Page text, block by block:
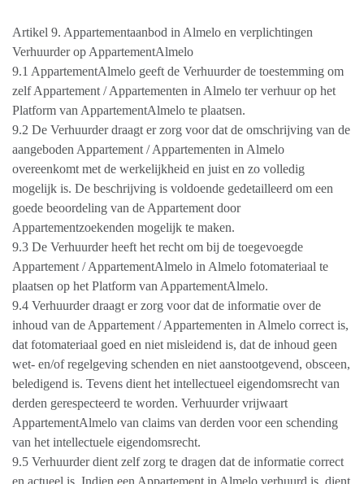
Artikel 9. Appartementaanbod in Almelo en verplichtingen
Verhuurder op AppartementAlmelo
9.1 AppartementAlmelo geeft de Verhuurder de toestemming om
zelf Appartement / Appartementen in Almelo ter verhuur op het
Platform van AppartementAlmelo te plaatsen.
9.2 De Verhuurder draagt er zorg voor dat de omschrijving van de
aangeboden Appartement / Appartementen in Almelo
overeenkomt met de werkelijkheid en juist en zo volledig
mogelijk is. De beschrijving is voldoende gedetailleerd om een
goede beoordeling van de Appartement door
Appartementzoekenden mogelijk te maken.
9.3 De Verhuurder heeft het recht om bij de toegevoegde
Appartement / AppartementAlmelo in Almelo fotomateriaal te
plaatsen op het Platform van AppartementAlmelo.
9.4 Verhuurder draagt er zorg voor dat de informatie over de
inhoud van de Appartement / Appartementen in Almelo correct is,
dat fotomateriaal goed en niet misleidend is, dat de inhoud geen
wet- en/of regelgeving schenden en niet aanstootgevend, obsceen,
beledigend is. Tevens dient het intellectueel eigendomsrecht van
derden gerespecteerd te worden. Verhuurder vrijwaart
AppartementAlmelo van claims van derden voor een schending
van het intellectuele eigendomsrecht.
9.5 Verhuurder dient zelf zorg te dragen dat de informatie correct
en actueel is. Indien een Appartement in Almelo verhuurd is, dient